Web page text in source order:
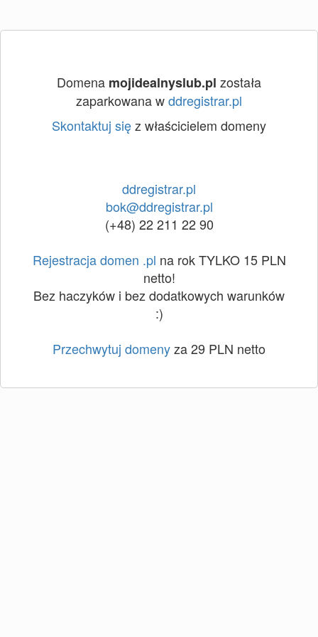
Domena mojidealnyslub.pl została
zaparkowana wddregistrar.pl
Skontaktuj sięz właścicielem domeny
ddregistrar.pl
bok@ddregistrar.pl
(+48) 22 211 22 90
Rejestracja domen .pl na rok TYLKO 15 PLN
netto!
Bez haczyków i bez dodatkowych warunków
:)
Przechwytuj domenyza 29 PLN netto